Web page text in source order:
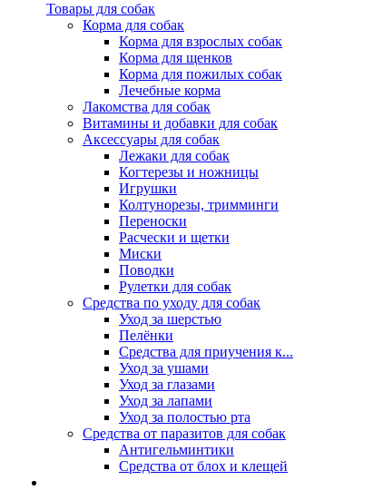
Товары для собак
Корма для собак
Корма для взрослых собак
Корма для щенков
Корма для пожилых собак
Лечебные корма
Лакомства для собак
Витамины и добавки для собак
Аксессуары для собак
Лежаки для собак
Когтерезы и ножницы
Игрушки
Колтунорезы, тримминги
Переноски
Расчески и щетки
Миски
Поводки
Рулетки для собак
Средства по уходу для собак
Уход за шерстью
Пелёнки
Средства для приучения к...
Уход за ушами
Уход за глазами
Уход за лапами
Уход за полостью рта
Средства от паразитов для собак
Антигельминтики
Средства от блох и клещей